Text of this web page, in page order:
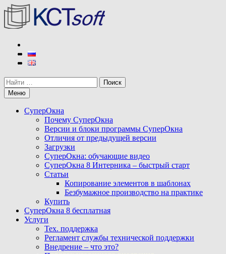
Перейти
содержимому
КСТ софт
Разработчик программы СуперОкна
Поиск
Меню
СуперОкна
Почему СуперОкна
Версии и блоки программы СуперОкна
Отличия от предыдущей версии
Загрузки
СуперОкна: обучающие видео
СуперОкна 8 Интерника – быстрый старт
Статьи
Копирование элементов в шаблонах
Безбумажное производство на практике
Купить
СуперОкна 8 бесплатная
Услуги
Тех. поддержка
Регламент службы технической поддержки
Внедрение – что это?